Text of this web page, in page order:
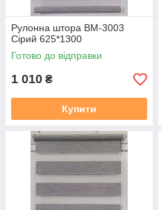
Рулонна штора ВМ-3003
Сірий 625*1300
Готово до відправки
1 010 ₴
Купити